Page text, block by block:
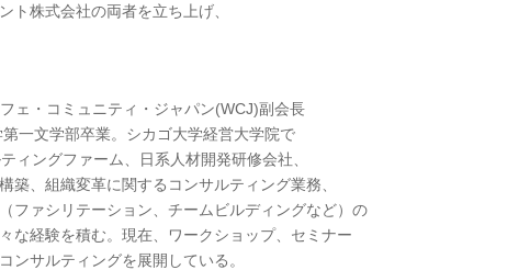
ト株式会社の両者を立ち上げ、
ェ・コミュニティ・ジャパン(WCJ)副会長
一文学部卒業。シカゴ大学経営大学院で
ィングファーム、日系人材開発研修会社、
築、組織変革に関するコンサルティング業務、
ファシリテーション、チームビルディングなど）の
な経験を積む。現在、ワークショップ、セミナー
ンサルティングを展開している。